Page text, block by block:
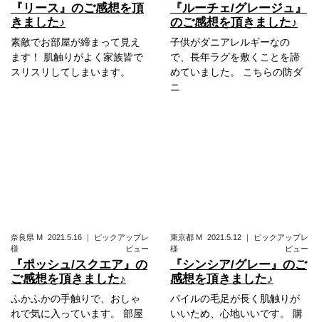
『リース』のご感想を頂
きました♪
素敵でお部屋が締まって見え
ます！ 肌触りがよく家族皆で
スリスリしてしまいます。
『ルーチェ/グレージュ』
のご感想を頂きました♪
子供がダニアレルギーなの
で、長年ラグを敷くことを諦
めていました。 こちらの防ダ
ニ
奈良県 M
様
2021.5.16 ｜
ピックアップレ
ビュー
『ポッシュ/スクエア』の
ご感想を頂きました♪
ふかふかの手触りで、おしゃ
れで気に入っています。 部屋
東京都 M
様
2021.5.12 ｜
ピックアップレ
ビュー
『シンシア/グレー』のご
感想を頂きました♪
パイルの毛足が長く肌触りが
いいため、心地いいです。 購